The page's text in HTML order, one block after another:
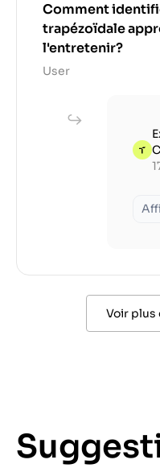
Comment
trapézoïdale
l'entretenir?
User
Voir plus